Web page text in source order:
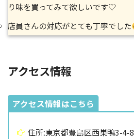
り味を買ってみて欲しいです♡
店員さんの対応がとても丁寧でした
アクセス情報
アクセス情報はこちら
住所:東京都豊島区西巣鴨3-4-8